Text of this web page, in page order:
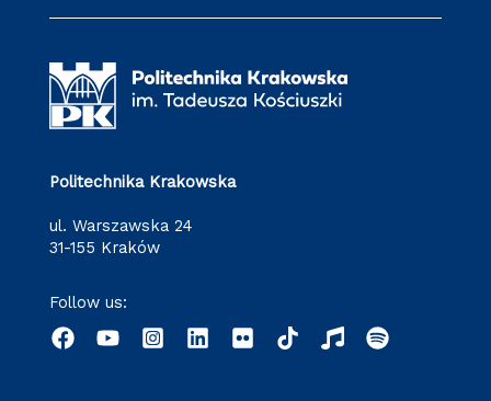
Politechnika Krakowska
ul. Warszawska 24
31-155 Kraków
Follow us: